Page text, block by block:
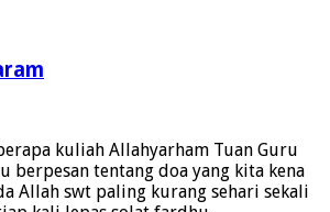
kuliah Allahyarham Tuan Guru
berpesan tentang doa yang kita kena
Allah swt paling kurang sehari sekali